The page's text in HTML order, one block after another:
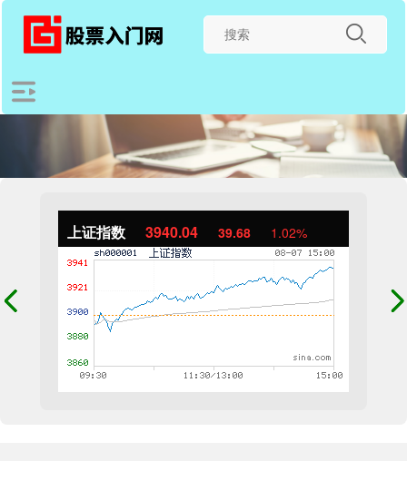
上证指数 3940.04 39.68 1.02%